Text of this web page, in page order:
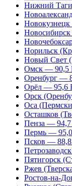
Нижний
Норильск
Новый Свет
Омск — 90,5
Оренбург —
Орёл — 95,6
Орск
Оса
Осташков
Пенза —
Пермь —
Псков —
Пятигорск
Ржев
Ростов-на-